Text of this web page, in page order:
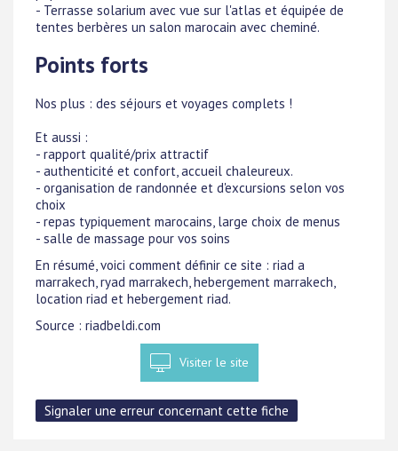
- Terrasse solarium avec vue sur l'atlas et équipée de
tentes berbères un salon marocain avec cheminé.
Points forts
Nos plus : des séjours et voyages complets !
Et aussi :
- rapport qualité/prix attractif
- authenticité et confort, accueil chaleureux.
- organisation de randonnée et d'excursions selon vos
choix
- repas typiquement marocains, large choix de menus
- salle de massage pour vos soins
En résumé, voici comment définir ce site : riad a
marrakech, ryad marrakech, hebergement marrakech,
location riad et hebergement riad.
Source : riadbeldi.com
Visiter le site